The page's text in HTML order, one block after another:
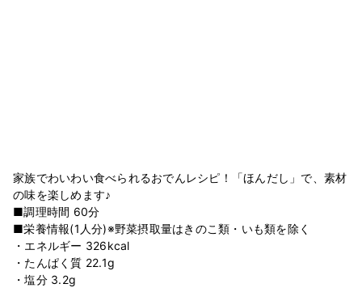
家族でわいわい食べられるおでんレシピ！「ほんだし」で、素材
の味を楽しめます♪
■調理時間 60分
■栄養情報(1人分)※野菜摂取量はきのこ類・いも類を除く
・エネルギー 326kcal
・たんぱく質 22.1g
・塩分 3.2g